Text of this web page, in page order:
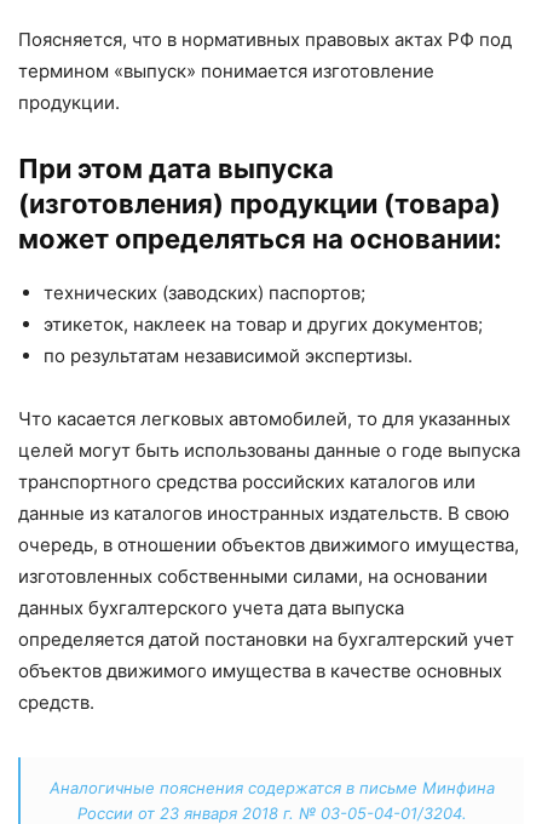
Поясняется, что в нормативных правовых актах РФ под
термином «выпуск» понимается изготовление
продукции.
При этом дата выпуска
(изготовления) продукции (товара)
может определяться на основании:
технических (заводских) паспортов;
этикеток, наклеек на товар и других документов;
по результатам независимой экспертизы.
Что касается легковых автомобилей, то для указанных
целей могут быть использованы данные о годе выпуска
транспортного средства российских каталогов или
данные из каталогов иностранных издательств. В свою
очередь, в отношении объектов движимого имущества,
изготовленных собственными силами, на основании
данных бухгалтерского учета дата выпуска
определяется датой постановки на бухгалтерский учет
объектов движимого имущества в качестве основных
средств.
Аналогичные пояснения содержатся в письме Минфина
России от 23 января 2018 г. № 03-05-04-01/3204.